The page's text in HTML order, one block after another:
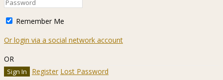
Remember Me
Or login via a social network account
OR
Register Lost Password